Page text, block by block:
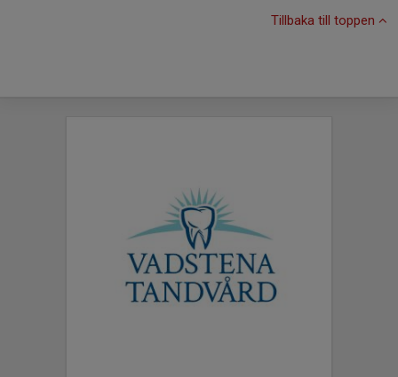
Tillbaka till toppen